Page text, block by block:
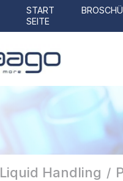
START
SEITE
Liquid Handling /